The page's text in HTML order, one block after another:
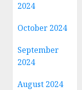
2024
October 2024
September
2024
August 2024